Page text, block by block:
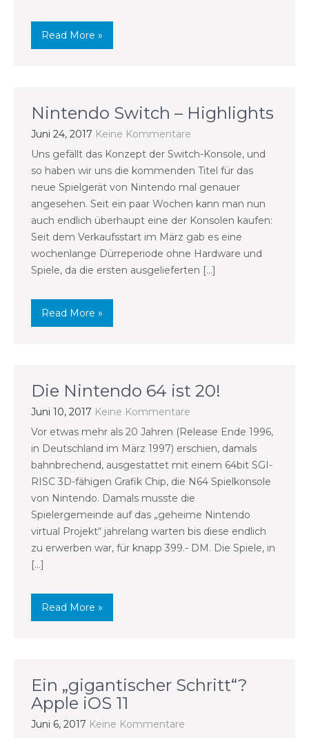
Read More »
Nintendo Switch – Highlights
Juni 24, 2017 Keine Kommentare
Uns gefällt das Konzept der Switch-Konsole, und
so haben wir uns die kommenden Titel für das
neue Spielgerät von Nintendo mal genauer
angesehen. Seit ein paar Wochen kann man nun
auch endlich überhaupt eine der Konsolen kaufen:
Seit dem Verkaufsstart im März gab es eine
wochenlange Dürreperiode ohne Hardware und
Spiele, da die ersten ausgelieferten […]
Read More »
Die Nintendo 64 ist 20!
Juni 10, 2017 Keine Kommentare
Vor etwas mehr als 20 Jahren (Release Ende 1996,
in Deutschland im März 1997) erschien, damals
bahnbrechend, ausgestattet mit einem 64bit SGI-
RISC 3D-fähigen Grafik Chip, die N64 Spielkonsole
von Nintendo. Damals musste die
Spielergemeinde auf das „geheime Nintendo
virtual Projekt“ jahrelang warten bis diese endlich
zu erwerben war, für knapp 399.- DM. Die Spiele, in
[…]
Read More »
Ein „gigantischer Schritt“?
Apple iOS 11
Juni 6, 2017 Keine Kommentare